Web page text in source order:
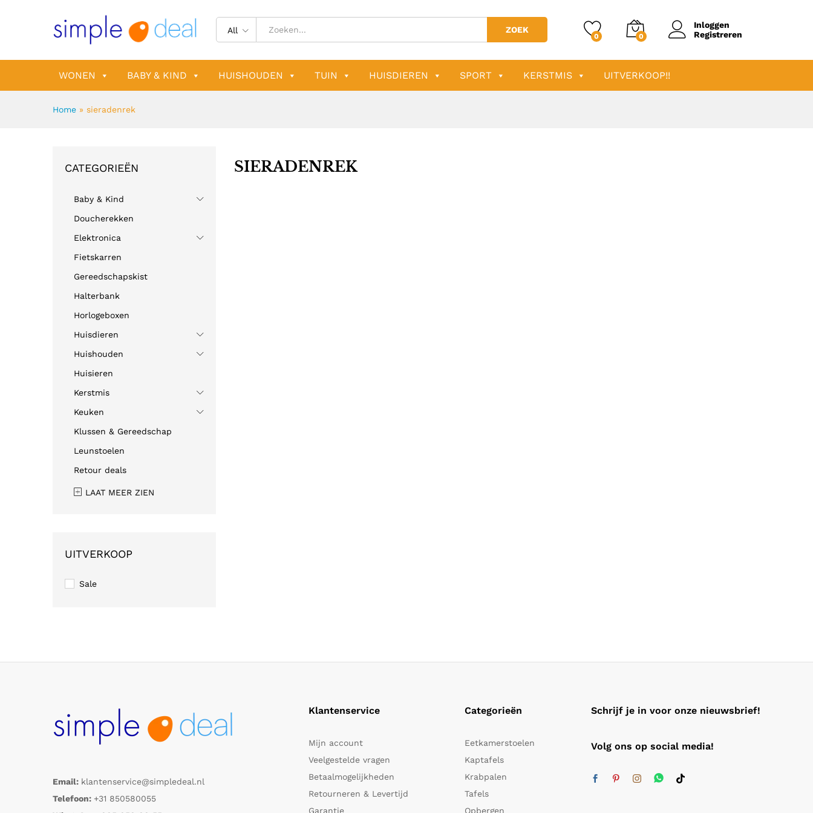
All ZOEK
0 0
Inloggen
Registreren
WONEN BABY & KIND HUISHOUDEN TUIN HUISDIEREN SPORT KERSTMIS UITVERKOOP!!
Home » sieradenrek
SIERADENREK
CATEGORIEËN
Baby & Kind
Doucherekken
Elektronica
Fietskarren
Gereedschapskist
Halterbank
Horlogeboxen
Huisdieren
Huishouden
Huisieren
Kerstmis
Keuken
Klussen & Gereedschap
Leunstoelen
Retour deals
LAAT MEER ZIEN
UITVERKOOP
Sale
Email: klantenservice@simpledeal.nl
Telefoon: +31 850580055
Klantenservice
Mijn account
Veelgestelde vragen
Betaalmogelijkheden
Retourneren & Levertijd
Garantie
Categorieën
Eetkamerstoelen
Kaptafels
Krabpalen
Tafels
Opbergen
Schrijf je in voor onze nieuwsbrief!
Volg ons op social media!